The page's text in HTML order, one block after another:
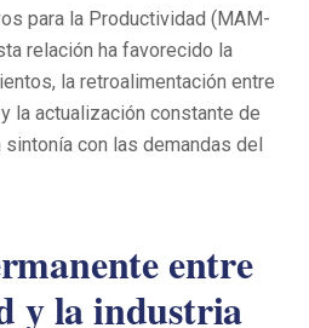
para la Productividad (MAM-
relación ha favorecido la
la retroalimentación entre
la actualización constante de
con las demandas del
entre
y la industria